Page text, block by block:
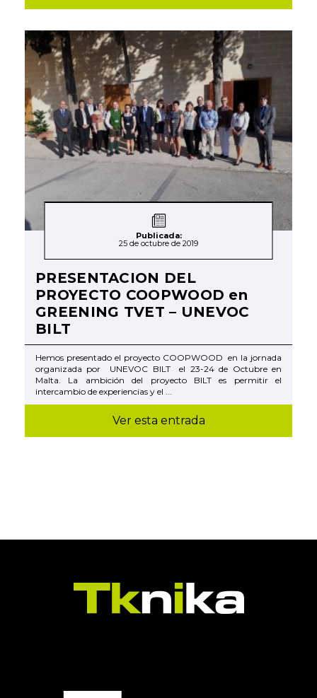
Publicada:
25 de octubre de 2019
PRESENTACION DEL
PROYECTO COOPWOOD en
GREENING TVET – UNEVOC
BILT
Hemos presentado el proyecto COOPWOOD en la jornada
organizada por UNEVOC BILT el 23-24 de Octubre en
Malta. La ambición del proyecto BILT es permitir el
intercambio de experiencias y el ...
Ver esta entrada